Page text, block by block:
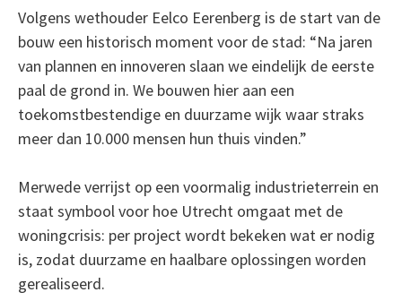
Volgens wethouder Eelco Eerenberg is de start van de
bouw een historisch moment voor de stad: “Na jaren
van plannen en innoveren slaan we eindelijk de eerste
paal de grond in. We bouwen hier aan een
toekomstbestendige en duurzame wijk waar straks
meer dan 10.000 mensen hun thuis vinden.”
Merwede verrijst op een voormalig industrieterrein en
staat symbool voor hoe Utrecht omgaat met de
woningcrisis: per project wordt bekeken wat er nodig
is, zodat duurzame en haalbare oplossingen worden
gerealiseerd.